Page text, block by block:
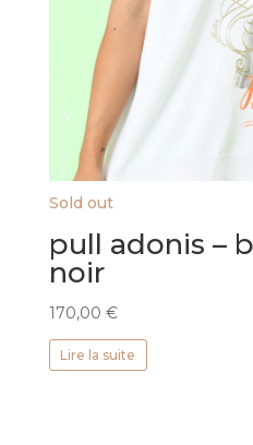
Sold out
pull adonis –
noir
170,00 €
Lire la suite